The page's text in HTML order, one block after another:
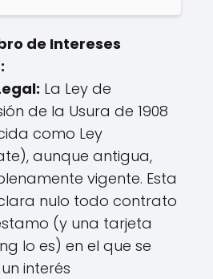
de Intereses
La Ley de
de la Usura de 1908
como Ley
aunque antigua,
vigente. Esta
nulo todo contrato
(y una tarjeta
lo es) en el que se
interés